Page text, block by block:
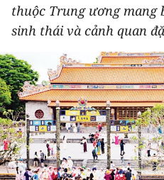
PHÁP LUẬT
THẾ GIỚI
THỂ THAO
GIÁO DỤC
thuộc Trung ương mang
sinh thái và cảnh quan